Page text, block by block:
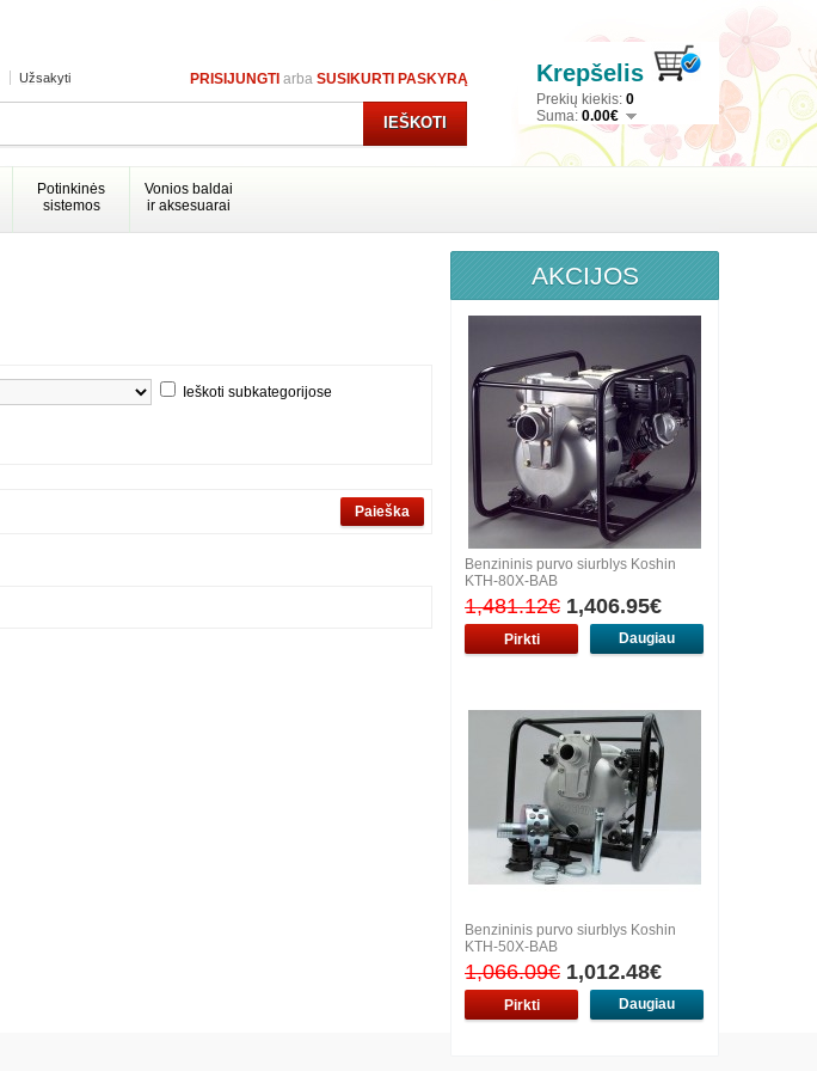
Krepšelis
Prekių kiekis: 0
Suma: 0.00€
IEŠKOTI
PRISIJUNGTI arba SUSIKURTI PASKYRĄ
Užsakyti
Potinkinės
sistemos
Vonios baldai
ir aksesuarai
AKCIJOS
Benzininis purvo siurblys Koshin
KTH-80X-BAB
1,481.12€ 1,406.95€
Daugiau
Benzininis purvo siurblys Koshin
KTH-50X-BAB
1,066.09€ 1,012.48€
Daugiau
Ieškoti subkategorijose